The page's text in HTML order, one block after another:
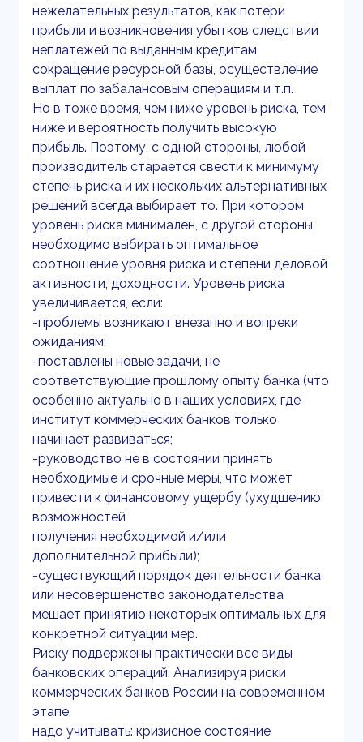
нежелательных результатов, как потери
прибыли и возникновения убытков следствии
неплатежей по выданным кредитам,
сокращение ресурсной базы, осуществление
выплат по забалансовым операциям и т.п.
Но в тоже время, чем ниже уровень риска, тем
ниже и вероятность получить высокую
прибыль. Поэтому, с одной стороны, любой
производитель старается свести к минимуму
степень риска и их нескольких альтернативных
решений всегда выбирает то. При котором
уровень риска минимален, с другой стороны,
необходимо выбирать оптимальное
соотношение уровня риска и степени деловой
активности, доходности. Уровень риска
увеличивается, если:
-проблемы возникают внезапно и вопреки
ожиданиям;
-поставлены новые задачи, не
соответствующие прошлому опыту банка (что
особенно актуально в наших условиях, где
институт коммерческих банков только
начинает развиваться;
-руководство не в состоянии принять
необходимые и срочные меры, что может
привести к финансовому ущербу (ухудшению
возможностей
получения необходимой и/или
дополнительной прибыли);
-существующий порядок деятельности банка
или несовершенство законодательства
мешает принятию некоторых оптимальных для
конкретной ситуации мер.
Риску подвержены практически все виды
банковских операций. Анализируя риски
коммерческих банков России на современном
этапе,
надо учитывать: кризисное состояние